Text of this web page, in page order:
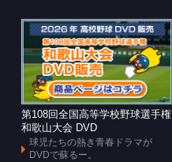
第108回全国高等学校野球選手権
和歌山大会 DVD
球児たちの熱き青春ドラマが
DVDで蘇るー。